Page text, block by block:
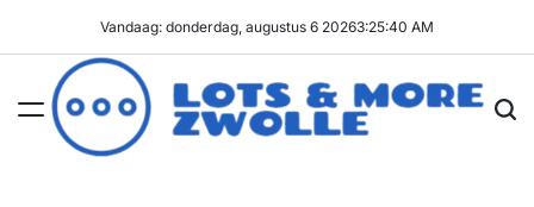
inhoud
Vandaag: donderdag, augustus 6 20263:25:40 AM